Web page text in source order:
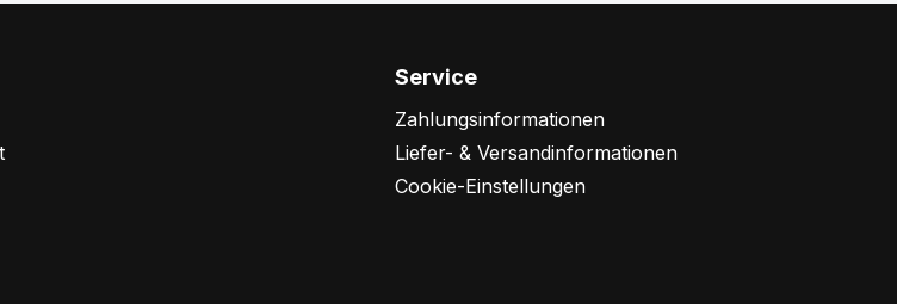
Service
Zahlungsinformationen
Liefer- & Versandinformationen
Cookie-Einstellungen